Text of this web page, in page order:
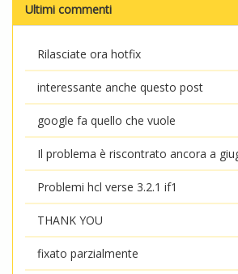
Ultimi commenti
Rilasciate ora hotfix
interessante anche questo post
google fa quello che vuole
Il problema è riscontrato ancora a
Problemi hcl verse 3.2.1 if1
THANK YOU
fixato parzialmente